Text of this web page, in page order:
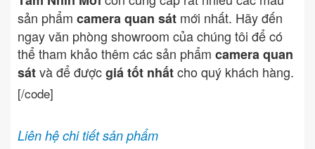
sản phẩm camera quan sát mới nhất. Hãy đến
ngay văn phòng showroom của chúng tôi để có
thể tham khảo thêm các sản phẩm camera quan
sátvà để đượcgiá tốt nhấtcho quý khách hàng.
[/code]
Liên hệ chi tiết sản phẩm